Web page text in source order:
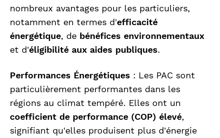
nombreux avantages pour les particuliers,
notamment en termes d'efficacité
énergétique, de bénéfices environnementaux
et d'éligibilité aux aides publiques.
Performances Énergétiques : Les PAC sont
particulièrement performantes dans les
régions au climat tempéré. Elles ont un
coefficient de performance (COP) élevé,
signifiant qu'elles produisent plus d'énergie